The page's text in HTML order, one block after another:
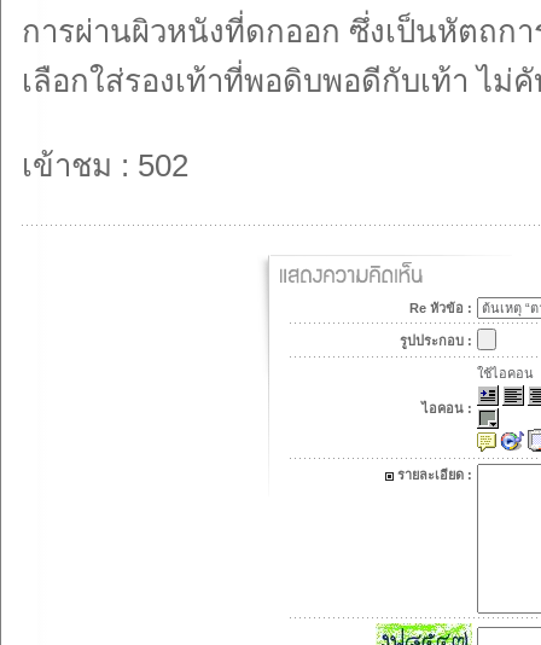
การผ่านผิวหนังที่ดกออก ซึ่งเป็นหัตถก
เลือกใส่รองเท้าที่พอดิบพอดีกับเท้า ไม่
เข้าชม : 502
Re หัวข้อ :
รูปประกอบ :
ไอคอน :
ใช้ไอคอน
รายละเอียด :